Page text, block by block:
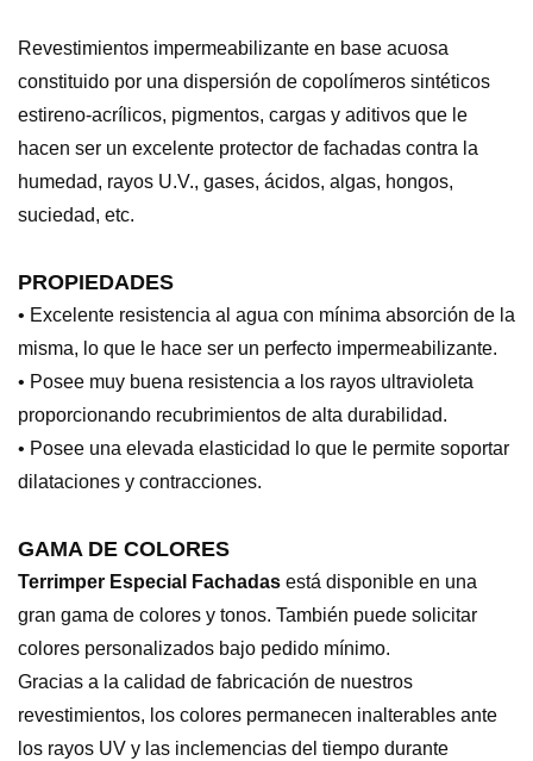
Revestimientos impermeabilizante en base acuosa
constituido por una dispersión de copolímeros sintéticos
estireno-acrílicos, pigmentos, cargas y aditivos que le
hacen ser un excelente protector de fachadas contra la
humedad, rayos U.V., gases, ácidos, algas, hongos,
suciedad, etc.
PROPIEDADES
• Excelente resistencia al agua con mínima absorción de la
misma, lo que le hace ser un perfecto impermeabilizante.
• Posee muy buena resistencia a los rayos ultravioleta
proporcionando recubrimientos de alta durabilidad.
• Posee una elevada elasticidad lo que le permite soportar
dilataciones y contracciones.
GAMA DE COLORES
Terrimper Especial Fachadas está disponible en una
gran gama de colores y tonos. También puede solicitar
colores personalizados bajo pedido mínimo.
Gracias a la calidad de fabricación de nuestros
revestimientos, los colores permanecen inalterables ante
los rayos UV y las inclemencias del tiempo durante